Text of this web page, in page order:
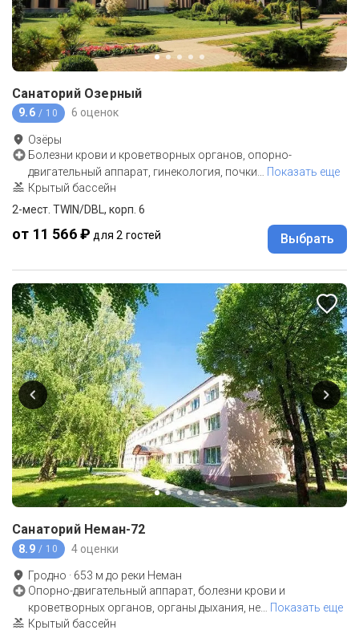
Санаторий Озерный
9.6 / 10 6 оценок
Озёры
Болезни крови и кроветворных органов, опорно-
двигательный аппарат, гинекология, почки
Показать еще
Крытый бассейн
2-мест. TWIN/DBL, корп. 6
от 11 566 ₽ для 2 гостей Выбрать
Санаторий Неман-72
8.9 / 10 4 оценки
Гродно · 653 м до реки Неман
Опорно-двигательный аппарат, болезни крови и
кроветворных органов, органы дыхания, не
Показать еще
Крытый бассейн